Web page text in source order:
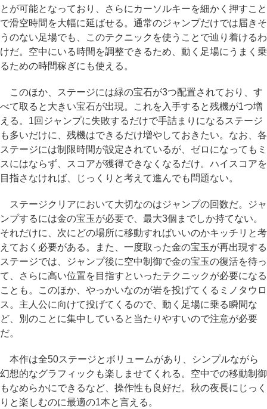
とが可能となっており、さらにカーソルキーを細かく押すこと
で滑空時間を大幅に延ばせる。通常のジャンプだけでは届きそ
うのない足場でも、このテクニックを使うことで辿り着けるわ
けだ。空中にいる時間を調整できるため、動く足場にうまく乗
るための時間稼ぎにも使える。
このほか、ステージには緑の宝石が3つ配置されており、す
べて取ると大きい宝石が出現。これを入手すると残機が1つ増
える。1回ジャンプに失敗するだけで手詰まりになるステージ
も多いだけに、残機はできるだけ増やしておきたい。なお、各
ステージには制限時間が設定されているが、ゼロになってもミ
スにはならず、スコアが獲得できなくなるだけ。ハイスコアを
目指さなければ、じっくりと考えて進んでも問題ない。
ステージクリアにおいて大切なのはジャンプの回数だ。ジャ
ンプするには金の宝玉が必要で、最大3個までしか持てない。
それだけに、次にどの場所に移動すればいいのかキッチリと考
えておく必要がある。また、一度取った金の宝玉が再出現する
ステージでは、ジャンプ後に空中制御で金の宝玉の復活を待っ
て、さらに高い位置を目指すといったテクニックが必要になる
ことも。このほか、やっかいなのが岩を投げてくるミノタウロ
ス。主人公に向けて投げてくるので、動く足場に乗る瞬間な
ど、別のことに集中していると当たりやすいので注意が必要
だ。
本作は全50ステージとボリュームがあり、シンプルながら
幻想的なグラフィックも楽しませてくれる。空中での移動制御
もなめらかにできるなど、操作性も良好だ。秋の夜長にじっく
りと楽しむのに最適の1本と言える。